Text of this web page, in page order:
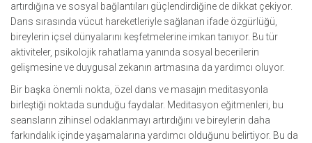
artırdığına ve sosyal bağlantıları güçlendirdiğine de dikkat çekiyor.
Dans sırasında vücut hareketleriyle sağlanan ifade özgürlüğü,
bireylerin içsel dünyalarını keşfetmelerine imkan tanıyor. Bu tür
aktiviteler, psikolojik rahatlama yanında sosyal becerilerin
gelişmesine ve duygusal zekanın artmasına da yardımcı oluyor.
Bir başka önemli nokta, özel dans ve masajın meditasyonla
birleştiği noktada sunduğu faydalar. Meditasyon eğitmenleri, bu
seansların zihinsel odaklanmayı artırdığını ve bireylerin daha
farkındalık içinde yaşamalarına yardımcı olduğunu belirtiyor. Bu da